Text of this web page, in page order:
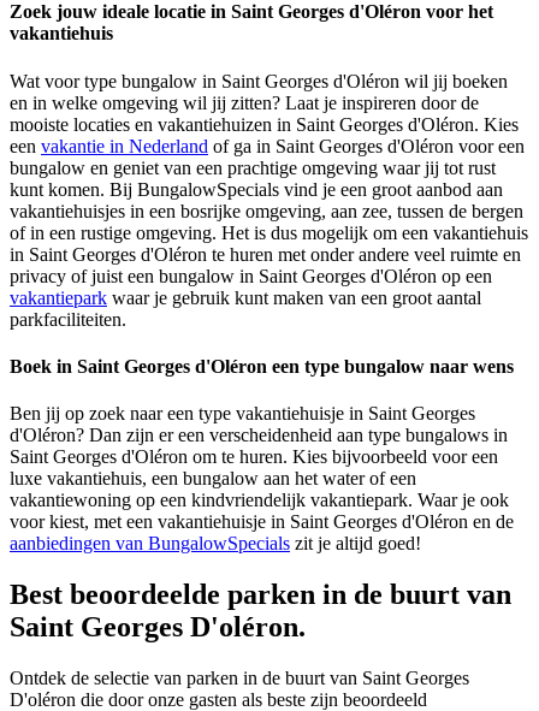
Zoek jouw ideale locatie in Saint Georges d'Oléron voor het
vakantiehuis
Wat voor type bungalow in Saint Georges d'Oléron wil jij boeken
en in welke omgeving wil jij zitten? Laat je inspireren door de
mooiste locaties en vakantiehuizen in Saint Georges d'Oléron. Kies
een vakantie in Nederland of ga in Saint Georges d'Oléron voor een
bungalow en geniet van een prachtige omgeving waar jij tot rust
kunt komen. Bij BungalowSpecials vind je een groot aanbod aan
vakantiehuisjes in een bosrijke omgeving, aan zee, tussen de bergen
of in een rustige omgeving. Het is dus mogelijk om een vakantiehuis
in Saint Georges d'Oléron te huren met onder andere veel ruimte en
privacy of juist een bungalow in Saint Georges d'Oléron op een
vakantiepark waar je gebruik kunt maken van een groot aantal
parkfaciliteiten.
Boek in Saint Georges d'Oléron een type bungalow naar wens
Ben jij op zoek naar een type vakantiehuisje in Saint Georges
d'Oléron? Dan zijn er een verscheidenheid aan type bungalows in
Saint Georges d'Oléron om te huren. Kies bijvoorbeeld voor een
luxe vakantiehuis, een bungalow aan het water of een
vakantiewoning op een kindvriendelijk vakantiepark. Waar je ook
voor kiest, met een vakantiehuisje in Saint Georges d'Oléron en de
aanbiedingen van BungalowSpecials zit je altijd goed!
Best beoordeelde parken in de buurt van
Saint Georges D'oléron.
Ontdek de selectie van parken in de buurt van Saint Georges
D'oléron die door onze gasten als beste zijn beoordeeld